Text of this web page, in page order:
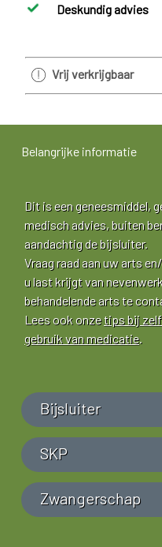
Deskundig advies
Vrij verkrijgbaar
Belangrijke informatie
Dit is een geneesmiddel,
medisch advies, buiten
aandachtig de bijsluiter.
Vraag raad aan uw arts
u last krijgt van
behandelende arts te
Lees ook onzetips bij
gebruik van medicatie.
Bijsluiter
SKP
Zwangerschap